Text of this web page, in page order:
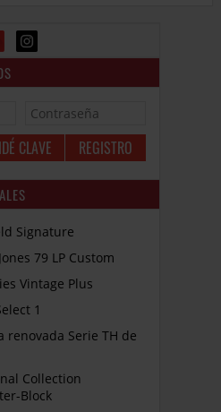
CLAVE REGISTRO
Signature
79 LP Custom
Vintage Plus
1
renovada Serie TH de
Collection
Block